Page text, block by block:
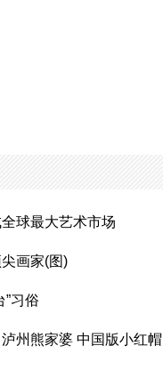
球最大艺术市场
画家(图)
”习俗
州熊家婆 中国版小红帽